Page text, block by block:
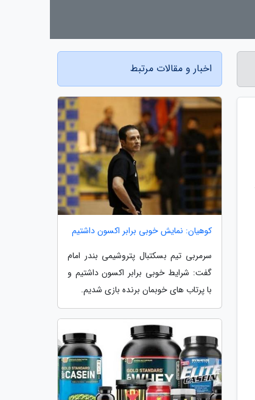
اخبار و مقالات مرتبط
کوهیان: نمایش خوبی برابر اکسون داشتیم
سرمربی تیم بسکتبال پتروشیمی بندر امام
گفت: شرایط خوبی برابر اکسون داشتیم و
با پرتاب های خوبمان برنده بازی شدیم.